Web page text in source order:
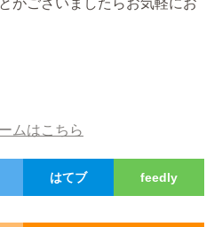
がございましたらお気軽にお
ムはこちら
はてブ feedly